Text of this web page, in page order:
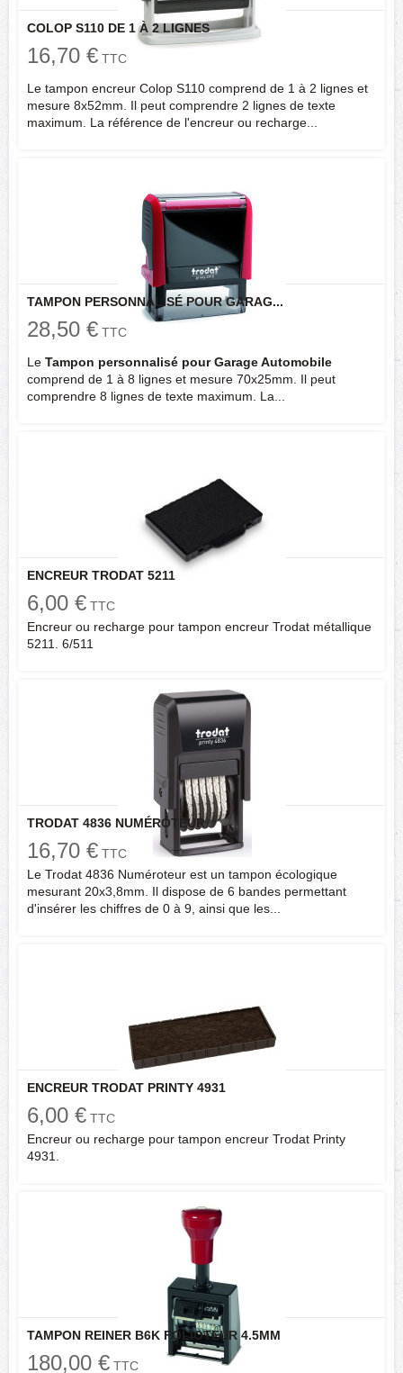
COLOP S110 DE 1 À 2 LIGNES
16,70 € TTC
Le tampon encreur Colop S110 comprend de 1 à 2 lignes et
mesure 8x52mm. Il peut comprendre 2 lignes de texte
maximum. La référence de l'encreur ou recharge...
TAMPON PERSONNALISÉ POUR GARAG...
28,50 € TTC
Le Tampon personnalisé pour Garage Automobile
comprend de 1 à 8 lignes et mesure 70x25mm. Il peut
comprendre 8 lignes de texte maximum. La...
ENCREUR TRODAT 5211
6,00 € TTC
Encreur ou recharge pour tampon encreur Trodat métallique
5211. 6/511
TRODAT 4836 NUMÉROTEUR
16,70 € TTC
Le Trodat 4836 Numéroteur est un tampon écologique
mesurant 20x3,8mm. Il dispose de 6 bandes permettant
d'insérer les chiffres de 0 à 9, ainsi que les...
ENCREUR TRODAT PRINTY 4931
6,00 € TTC
Encreur ou recharge pour tampon encreur Trodat Printy
4931.
TAMPON REINER B6K FOLIOTEUR 4.5MM
180,00 € TTC